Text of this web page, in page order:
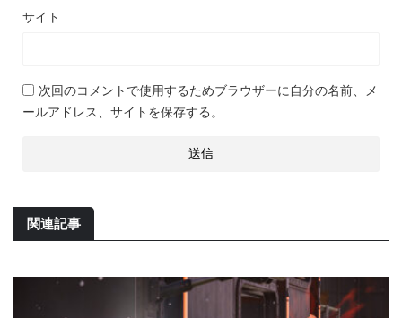
サイト
次回のコメントで使用するためブラウザーに自分の名前、メ
ールアドレス、サイトを保存する。
関連記事